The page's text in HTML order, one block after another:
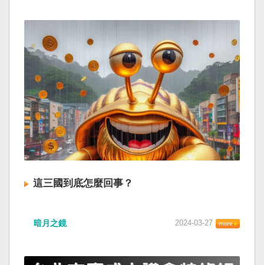
這三國到底怎麼回事？
暗月之鏡 2024-03-27